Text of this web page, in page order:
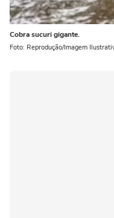
Cobra sucuri gigante.
Foto: Reprodução/Imagem